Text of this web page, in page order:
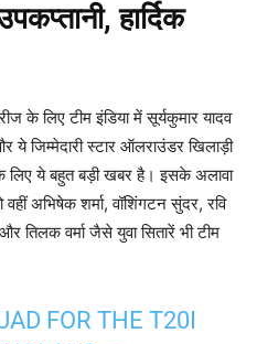
हार्दिक
के लिए टीम इंडिया में सूर्यकुमार यादव
ये जिम्मेदारी स्टार ऑलराउंडर खिलाड़ी
लिए ये बहुत बड़ी खबर है। इसके अलावा
वहीं अभिषेक शर्मा, वॉशिंगटन सुंदर, रवि
तिलक वर्मा जैसे युवा सितारें भी टीम
FOR THE T20I